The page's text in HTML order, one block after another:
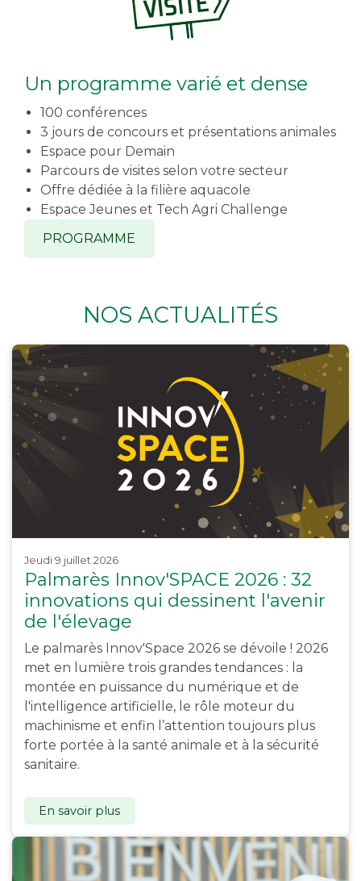
Un programme varié et dense
100 conférences
3 jours de concours et présentations animales
Espace pour Demain
Parcours de visites selon votre secteur
Offre dédiée à la filière aquacole
Espace Jeunes et Tech Agri Challenge
PROGRAMME
NOS ACTUALITÉS
jeudi 9 juillet 2026
Palmarès Innov'SPACE 2026 : 32
innovations qui dessinent l'avenir
de l'élevage
Le palmarès Innov'Space 2026 se dévoile ! 2026
met en lumière trois grandes tendances : la
montée en puissance du numérique et de
l'intelligence artificielle, le rôle moteur du
machinisme et enfin l’attention toujours plus
forte portée à la santé animale et à la sécurité
sanitaire.
En savoir plus